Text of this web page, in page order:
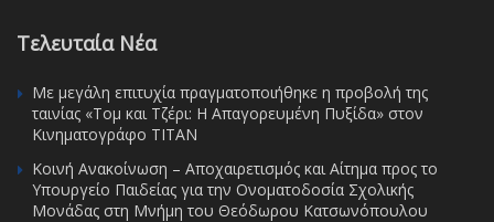
Τελευταία Νέα
Με μεγάλη επιτυχία πραγματοποιήθηκε η προβολή της
ταινίας «Τομ και Τζέρι: Η Απαγορευμένη Πυξίδα» στον
Κινηματογράφο ΤΙΤΑΝ
Κοινή Ανακοίνωση – Αποχαιρετισμός και Αίτημα προς το
Υπουργείο Παιδείας για την Ονοματοδοσία Σχολικής
Μονάδας στη Μνήμη του Θεόδωρου Κατσωνόπουλου